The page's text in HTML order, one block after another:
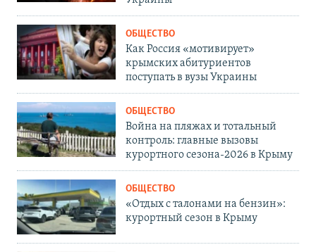
ОБЩЕСТВО
Как Россия «мотивирует»
крымских абитуриентов
поступать в вузы Украины
ОБЩЕСТВО
Война на пляжах и тотальный
контроль: главные вызовы
курортного сезона-2026 в Крыму
ОБЩЕСТВО
«Отдых с талонами на бензин»:
курортный сезон в Крыму